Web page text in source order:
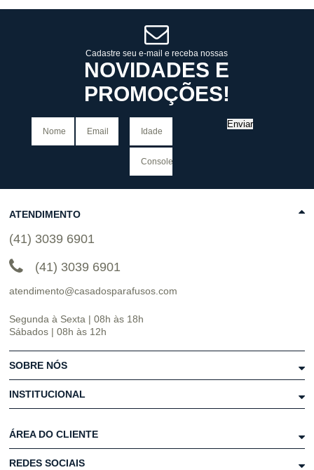
10 x de R$ 255,09
Cadastre seu e-mail e receba nossas
NOVIDADES E
PROMOÇÕES!
Enviar
ATENDIMENTO
(41) 3039 6901
(41) 3039 6901
atendimento@casadosparafusos.com
Segunda à Sexta | 08h às 18h
Sábados | 08h às 12h
SOBRE NÓS
INSTITUCIONAL
ÁREA DO CLIENTE
REDES SOCIAIS